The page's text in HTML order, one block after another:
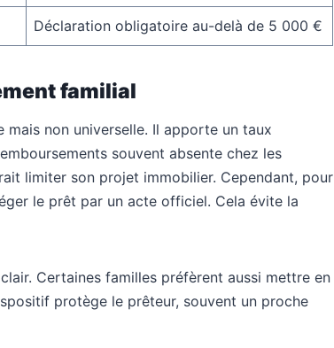
Déclaration obligatoire au-delà de 5 000 €
familial
non universelle. Il apporte un taux
souvent absente chez les
limiter son projet immobilier. Cependant, pour
le prêt par un acte officiel. Cela évite la
Certaines familles préfèrent aussi mettre en
protège le prêteur, souvent un proche